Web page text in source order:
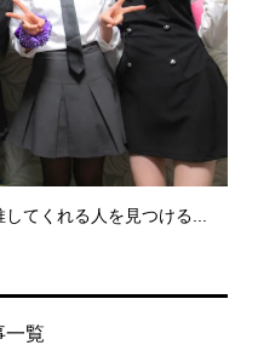
てくれる人を見つける...
一覧